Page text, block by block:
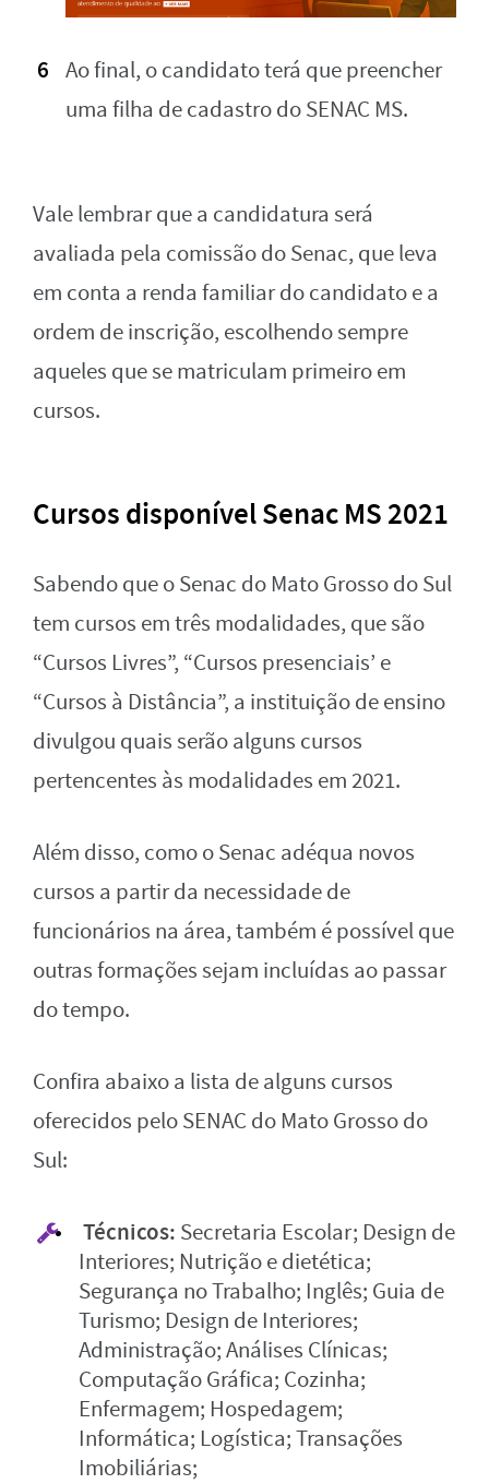
Ao final, o candidato terá que preencher
uma filha de cadastro do SENAC MS.
Vale lembrar que a candidatura será
avaliada pela comissão do Senac, que leva
em conta a renda familiar do candidato e a
ordem de inscrição, escolhendo sempre
aqueles que se matriculam primeiro em
cursos.
Cursos disponível Senac MS 2021
Sabendo que o Senac do Mato Grosso do Sul
tem cursos em três modalidades, que são
“Cursos Livres”, “Cursos presenciais’ e
“Cursos à Distância”, a instituição de ensino
divulgou quais serão alguns cursos
pertencentes às modalidades em 2021.
Além disso, como o Senac adéqua novos
cursos a partir da necessidade de
funcionários na área, também é possível que
outras formações sejam incluídas ao passar
do tempo.
Confira abaixo a lista de alguns cursos
oferecidos pelo SENAC do Mato Grosso do
Sul:
Técnicos: Secretaria Escolar; Design de
Interiores; Nutrição e dietética;
Segurança no Trabalho; Inglês; Guia de
Turismo; Design de Interiores;
Administração; Análises Clínicas;
Computação Gráfica; Cozinha;
Enfermagem; Hospedagem;
Informática; Logística; Transações
Imobiliárias;